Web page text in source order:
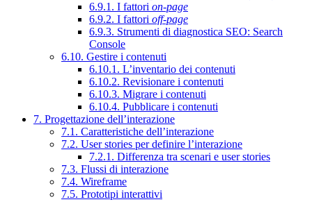
6.9.1. I fattori on-page
6.9.2. I fattori off-page
6.9.3. Strumenti di diagnostica SEO: Search
Console
6.10. Gestire i contenuti
6.10.1. L’inventario dei contenuti
6.10.2. Revisionare i contenuti
6.10.3. Migrare i contenuti
6.10.4. Pubblicare i contenuti
7. Progettazione dell’interazione
7.1. Caratteristiche dell’interazione
7.2. User stories per definire l’interazione
7.2.1. Differenza tra scenari e user stories
7.3. Flussi di interazione
7.4. Wireframe
7.5. Prototipi interattivi